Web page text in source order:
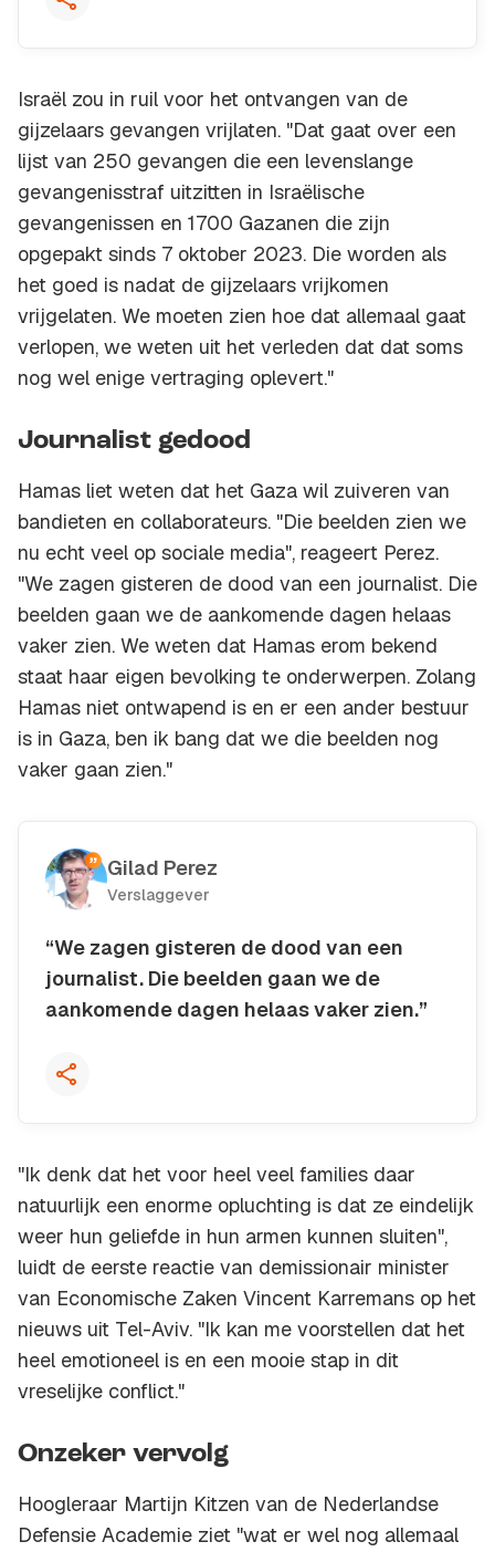
Israël zou in ruil voor het ontvangen van de
gijzelaars gevangen vrijlaten. "Dat gaat over een
lijst van 250 gevangen die een levenslange
gevangenisstraf uitzitten in Israëlische
gevangenissen en 1700 Gazanen die zijn
opgepakt sinds 7 oktober 2023. Die worden als
het goed is nadat de gijzelaars vrijkomen
vrijgelaten. We moeten zien hoe dat allemaal gaat
verlopen, we weten uit het verleden dat dat soms
nog wel enige vertraging oplevert."
Journalist gedood
Hamas liet weten dat het Gaza wil zuiveren van
bandieten en collaborateurs. "Die beelden zien we
nu echt veel op sociale media", reageert Perez.
"We zagen gisteren de dood van een journalist. Die
beelden gaan we de aankomende dagen helaas
vaker zien. We weten dat Hamas erom bekend
staat haar eigen bevolking te onderwerpen. Zolang
Hamas niet ontwapend is en er een ander bestuur
is in Gaza, ben ik bang dat we die beelden nog
vaker gaan zien."
Gilad Perez
Verslaggever
“We zagen gisteren de dood van een
journalist. Die beelden gaan we de
aankomende dagen helaas vaker zien.”
Kopieer quote
"Ik denk dat het voor heel veel families daar
natuurlijk een enorme opluchting is dat ze eindelijk
weer hun geliefde in hun armen kunnen sluiten",
luidt de eerste reactie van demissionair minister
van Economische Zaken Vincent Karremans op het
nieuws uit Tel-Aviv. "Ik kan me voorstellen dat het
heel emotioneel is en een mooie stap in dit
vreselijke conflict."
Onzeker vervolg
Hoogleraar Martijn Kitzen van de Nederlandse
Defensie Academie ziet "wat er wel nog allemaal